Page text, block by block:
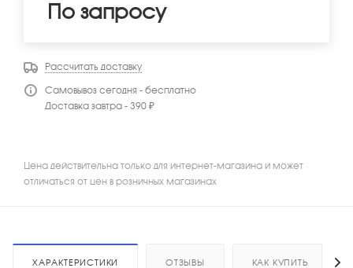
По запросу
Рассчитать доставку
Самовывоз сегодня - бесплатно
Доставка завтра - 390 ₽
Цена действительна только для интернет-магазина и может
отличаться от цен в розничных магазинах
ХАРАКТЕРИСТИКИ ОТЗЫВЫ КАК КУПИТЬ